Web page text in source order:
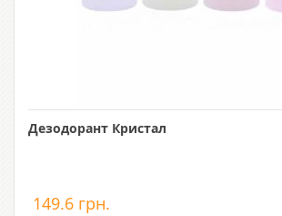
Дезодорант Кристал
149.6 грн.